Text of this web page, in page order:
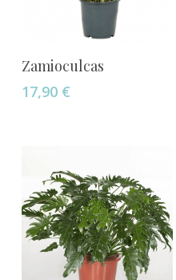
Añadir Al Carrito
Zamioculcas
17,90 €